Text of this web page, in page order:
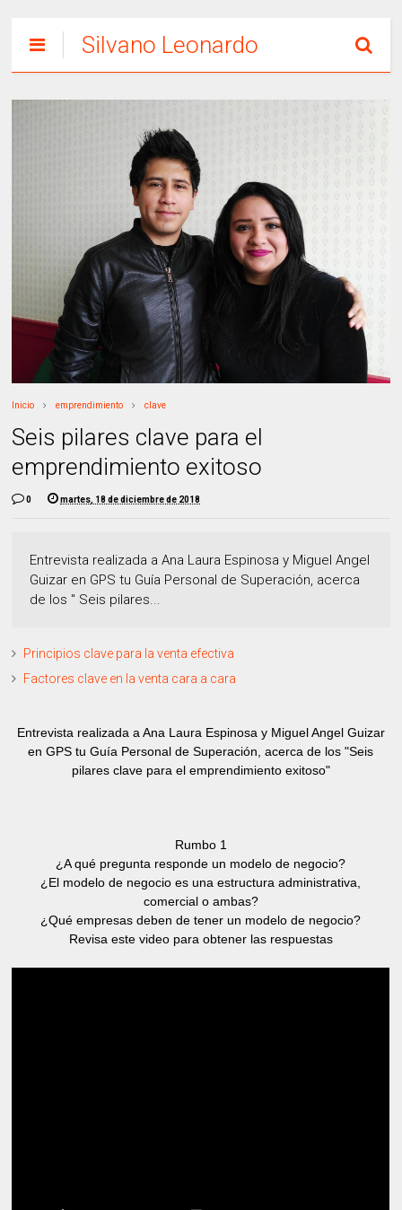
Silvano Leonardo
Inicio emprendimiento clave
Seis pilares clave para el
emprendimiento exitoso
0 martes, 18 de diciembre de 2018
Entrevista realizada a Ana Laura Espinosa y Miguel Angel
Guizar en GPS tu Guía Personal de Superación, acerca
de los " Seis pilares...
Principios clave para la venta efectiva
Factores clave en la venta cara a cara
Entrevista realizada a Ana Laura Espinosa y Miguel Angel Guizar
en GPS tu Guía Personal de Superación, acerca de los "Seis
pilares clave para el emprendimiento exitoso"
Rumbo 1
¿A qué pregunta responde un modelo de negocio?
¿El modelo de negocio es una estructura administrativa,
comercial o ambas?
¿Qué empresas deben de tener un modelo de negocio?
Revisa este video para obtener las respuestas